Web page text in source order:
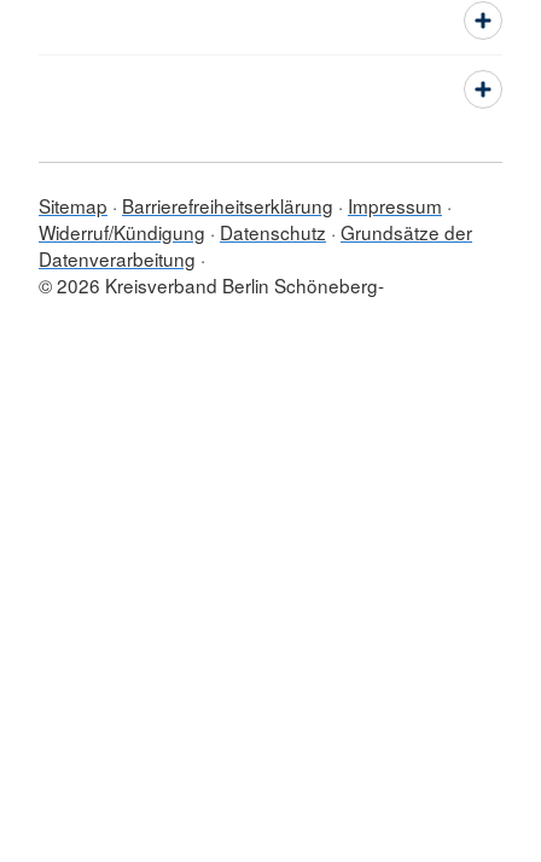
Sitemap Barrierefreiheitserklärung
Impressum
Widerruf/Kündigung
Datenschutz Grundsätze der
Datenverarbeitung
© 2026 Kreisverband Berlin Schöneberg-